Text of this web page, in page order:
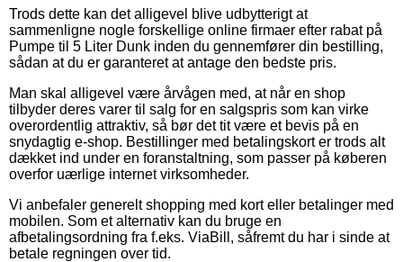
Trods dette kan det alligevel blive udbytterigt at
sammenligne nogle forskellige online firmaer efter rabat på
Pumpe til 5 Liter Dunk inden du gennemfører din bestilling,
sådan at du er garanteret at antage den bedste pris.
Man skal alligevel være årvågen med, at når en shop
tilbyder deres varer til salg for en salgspris som kan virke
overordentlig attraktiv, så bør det tit være et bevis på en
snydagtig e-shop. Bestillinger med betalingskort er trods alt
dækket ind under en foranstaltning, som passer på køberen
overfor uærlige internet virksomheder.
Vi anbefaler generelt shopping med kort eller betalinger med
mobilen. Som et alternativ kan du bruge en
afbetalingsordning fra f.eks. ViaBill, såfremt du har i sinde at
betale regningen over tid.